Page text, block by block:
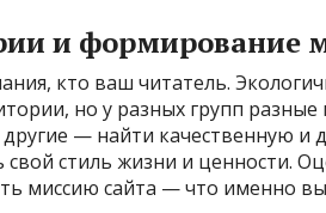
и формирование
кто ваш читатель.
но у разных групп
— найти качественную и
стиль жизни и ценности.
миссию сайта — что именно